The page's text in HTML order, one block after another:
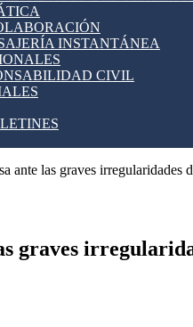
INSTANTÁNEA
CIVIL
ante las graves
graves